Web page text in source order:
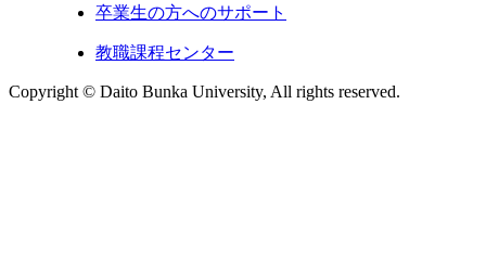
卒業生の方へのサポート
教職課程センター
Copyright © Daito Bunka University, All rights reserved.